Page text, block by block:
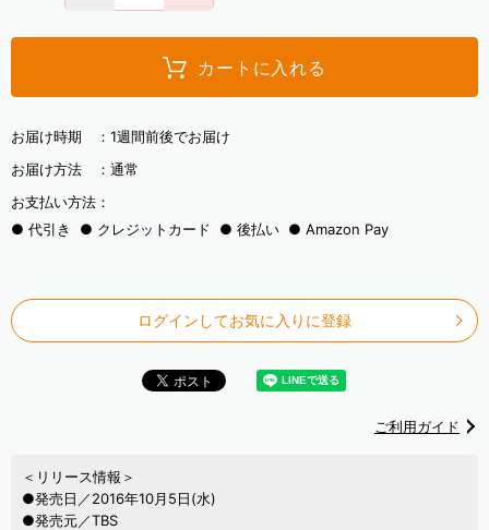
カートに入れる
お届け時期 ： 1週間前後でお届け
お届け方法 ： 通常
お支払い方法：
代引き
クレジットカード 後払い Amazon Pay
ログインしてお気に入りに登録
ご利用ガイド
＜リリース情報＞
●発売日／2016年10月5日(水)
●発売元／TBS